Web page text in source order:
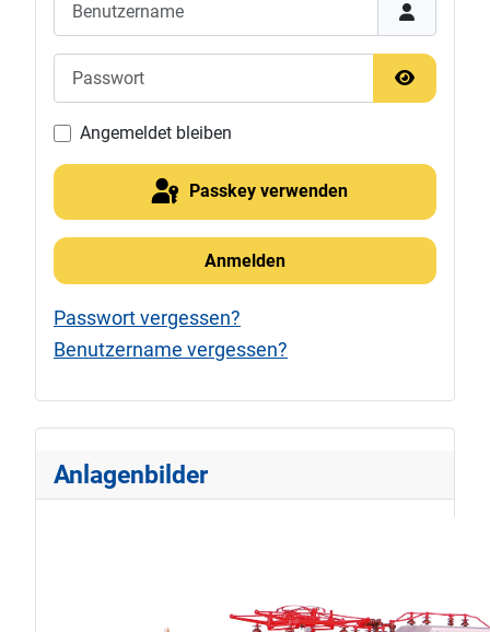
Passwort
Angemeldet bleiben
Passkey verwenden
Anmelden
Passwort vergessen?
Benutzername vergessen?
Anlagenbilder